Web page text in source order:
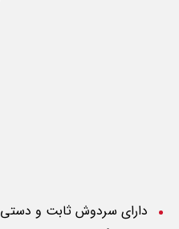
دارای سردوش ثابت و دستی